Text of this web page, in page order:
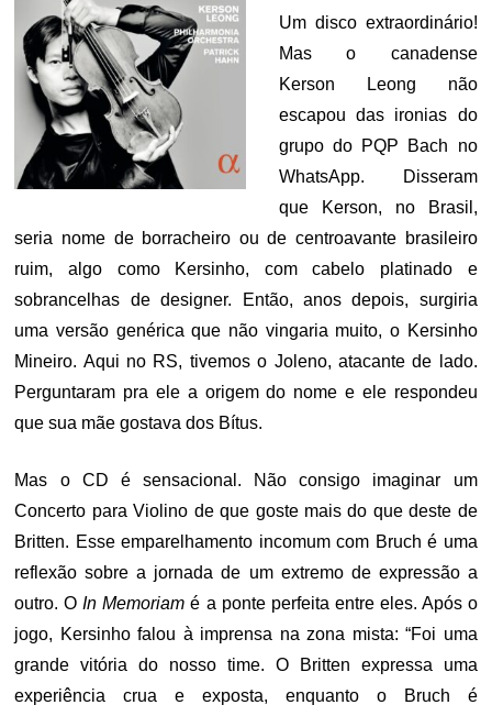
Um disco extraordinário!
Mas o canadense
Kerson Leong não
escapou das ironias do
grupo do PQP Bach no
WhatsApp. Disseram
que Kerson, no Brasil,
seria nome de borracheiro ou de centroavante brasileiro
ruim, algo como Kersinho, com cabelo platinado e
sobrancelhas de designer. Então, anos depois, surgiria
uma versão genérica que não vingaria muito, o Kersinho
Mineiro. Aqui no RS, tivemos o Joleno, atacante de lado.
Perguntaram pra ele a origem do nome e ele respondeu
que sua mãe gostava dos Bítus.
Mas o CD é sensacional. Não consigo imaginar um
Concerto para Violino de que goste mais do que deste de
Britten. Esse emparelhamento incomum com Bruch é uma
reflexão sobre a jornada de um extremo de expressão a
outro. OIn Memoriam é a ponte perfeita entre eles. Após o
jogo, Kersinho falou à imprensa na zona mista: “Foi uma
grande vitória do nosso time. O Britten expressa uma
experiência crua e exposta, enquanto o Bruch é